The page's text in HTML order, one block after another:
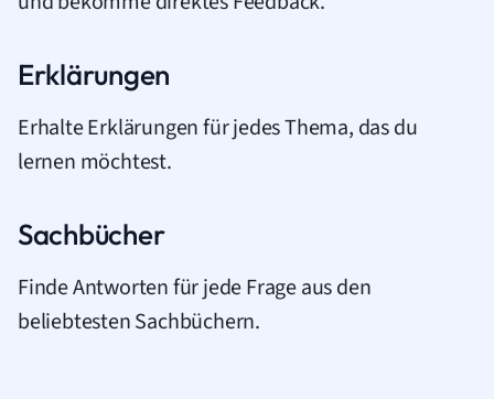
Erklärungen
Erhalte Erklärungen für jedes Thema, das du
lernen möchtest.
Sachbücher
Finde Antworten für jede Frage aus den
beliebtesten Sachbüchern.